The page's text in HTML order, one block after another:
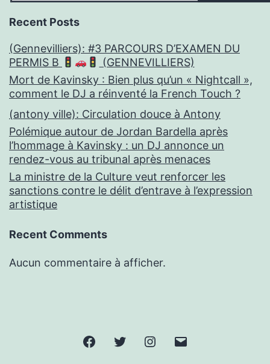
Recent Posts
(Gennevilliers): #3 PARCOURS D’EXAMEN DU
PERMIS B
(GENNEVILLIERS)
Mort de Kavinsky : Bien plus qu’un « Nightcall »,
comment le DJ a réinventé la French Touch ?
(antony ville): Circulation douce à Antony
Polémique autour de Jordan Bardella après
l’hommage à Kavinsky : un DJ annonce un
rendez-vous au tribunal après menaces
La ministre de la Culture veut renforcer les
sanctions contre le délit d’entrave à l’expression
artistique
Recent Comments
Aucun commentaire à afficher.
FacebookTwitter Instagram